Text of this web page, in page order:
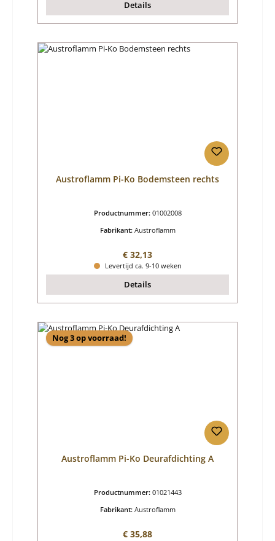
Details
Austroflamm Pi-Ko Bodemsteen rechts
Productnummer: 01002008
Fabrikant: Austroflamm
Normale prijs:
€ 32,13
Levertijd ca. 9-10 weken
Details
Nog 3 op voorraad!
Austroflamm Pi-Ko Deurafdichting A
Productnummer: 01021443
Fabrikant: Austroflamm
Normale prijs:
€ 35,88